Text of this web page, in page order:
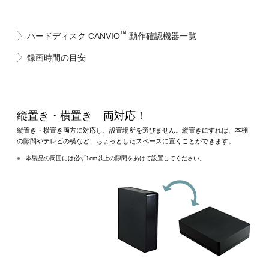
ハードディスク CANVIO™ 動作確認機器一覧
録画時間の目安
縦置き・横置き 両対応！
縦置き・横置き両方に対応し、設置場所を選びません。縦置きにすれば、本棚
の隙間やテレビの横など、ちょっとしたスペースに置くことができます。
● 本製品の周囲には必ず1cm以上の隙間をあけて設置してください。